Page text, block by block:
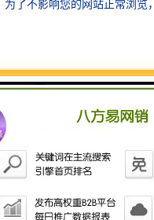
做好安装的前期工
栽到其他地方，以至
易被倒下和避免被大
以不影响行人安全和